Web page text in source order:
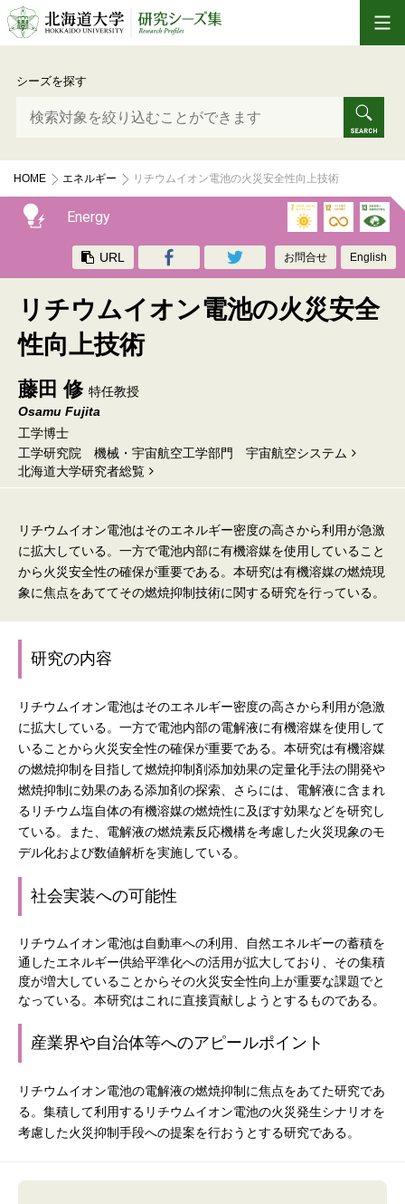
シーズを探す
HOME エネルギー リチウムイオン電池の火災安全性向上技術
Energy
URL お問合せ English
リチウムイオン電池の火災安全
性向上技術
藤田 修 特任教授
Osamu Fujita
工学博士
工学研究院 機械・宇宙航空工学部門 宇宙航空システム
北海道⼤学研究者総覧
リチウムイオン電池はそのエネルギー密度の高さから利用が急激
に拡大している。一方で電池内部に有機溶媒を使用していること
から火災安全性の確保が重要である。本研究は有機溶媒の燃焼現
象に焦点をあててその燃焼抑制技術に関する研究を行っている。
研究の内容
リチウムイオン電池はそのエネルギー密度の高さから利用が急激
に拡大している。一方で電池内部の電解液に有機溶媒を使用して
いることから火災安全性の確保が重要である。本研究は有機溶媒
の燃焼抑制を目指して燃焼抑制剤添加効果の定量化手法の開発や
燃焼抑制に効果のある添加剤の探索、さらには、電解液に含まれ
るリチウム塩自体の有機溶媒の燃焼性に及ぼす効果などを研究し
ている。また、電解液の燃焼素反応機構を考慮した火災現象のモ
デル化および数値解析を実施している。
社会実装への可能性
リチウムイオン電池は自動車への利用、自然エネルギーの蓄積を
通したエネルギー供給平準化への活用が拡大しており、その集積
度が増大していることからその火災安全性向上が重要な課題でと
なっている。本研究はこれに直接貢献しようとするものである。
産業界や自治体等へのアピールポイント
リチウムイオン電池の電解液の燃焼抑制に焦点をあてた研究であ
る。集積して利用するリチウムイオン電池の火災発生シナリオを
考慮した火災抑制手段への提案を行おうとする研究である。